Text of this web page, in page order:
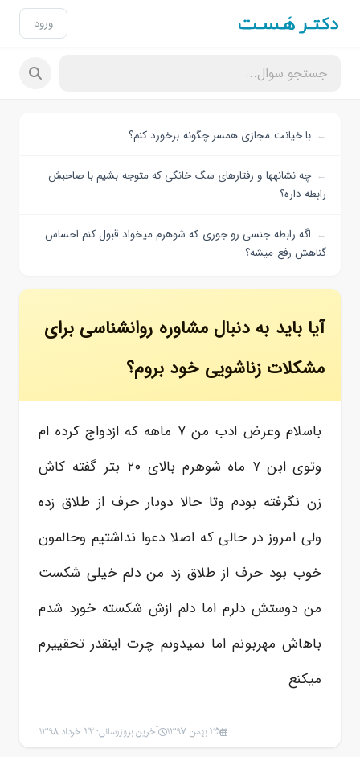
ورود
با خیانت مجازی همسر چگونه برخورد کنم؟
چه نشانهها و رفتارهای سگ خانگی که متوجه بشیم با صاحبش
رابطه داره؟
اگه رابطه جنسی رو جوری که شوهرم میخواد قبول کنم احساس
گناهش رفع میشه؟
آیا باید به دنبال مشاوره روانشناسی برای
مشکلات زناشویی خود بروم؟
باسلام وعرض ادب من ۷ ماهه که ازدواج کرده ام
وتوی ابن ۷ ماه شوهرم بالای ۲۰ بتر گفته کاش
زن نگرفته بودم وتا حالا دوبار حرف از طلاق زده
ولی امروز در حالی که اصلا دعوا نداشتیم وحالمون
خوب بود حرف از طلاق زد من دلم خیلی شکست
من دوستش دلرم اما دلم ازش شکسته خورد شدم
باهاش مهربونم اما نمیدونم چرت اینقدر تحقییرم
میکنع
25 بهمن 1397 آخرین بروزرسانی: 22 خرداد 1398